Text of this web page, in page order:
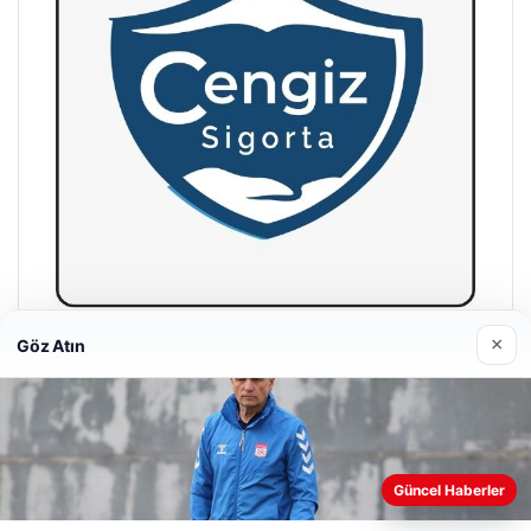
Hastaş Beton
26/05/2026
Web sitemizi nasıl kullandığınızı daha iyi anlayabilmek,
Göz Atın ×
Güncel Haberler